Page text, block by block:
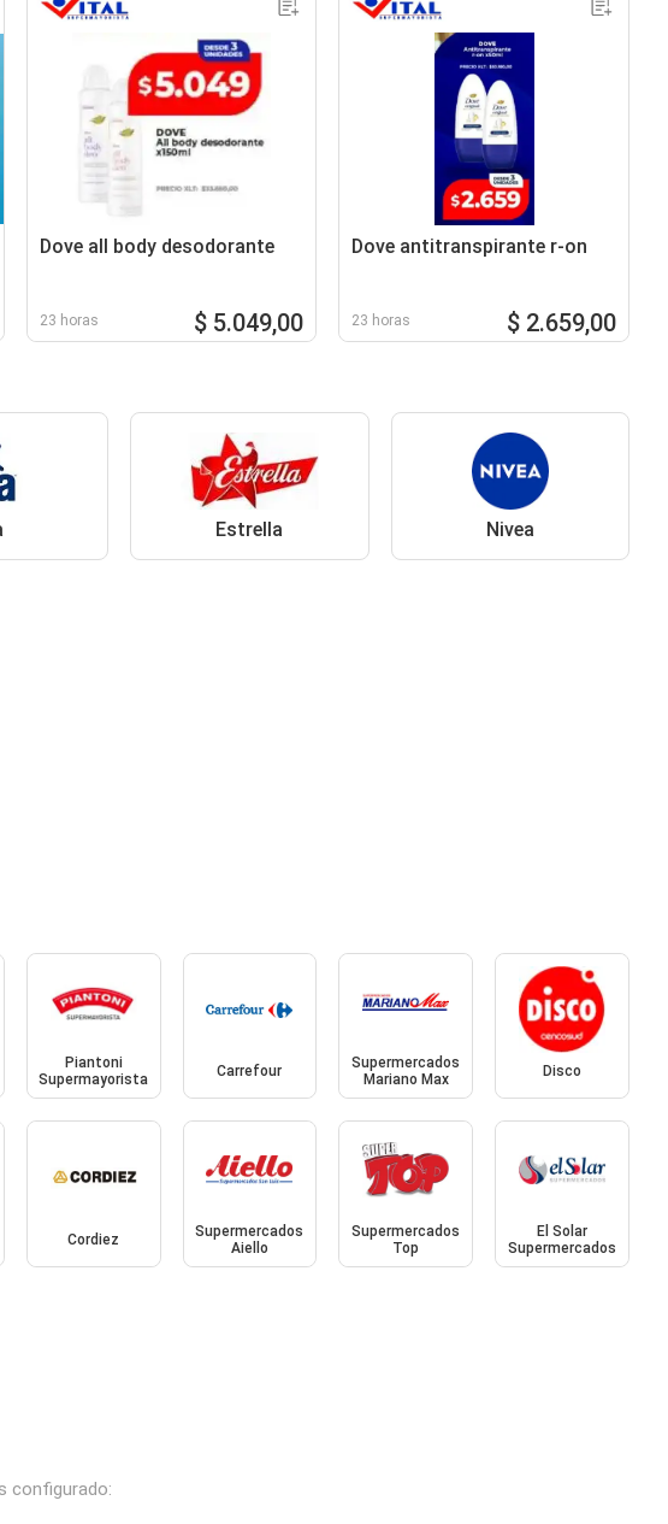
Dove all body desodorante
23 horas $ 5.049,00
Dove antitranspirante r-on
23 horas $ 2.659,00
Estrella Nivea
Piantoni
Supermayorista
Carrefour
Supermercados
Mariano Max
Disco
Cordiez
Supermercados
Aiello
Supermercados
Top
El Solar
Supermercados
configurado: